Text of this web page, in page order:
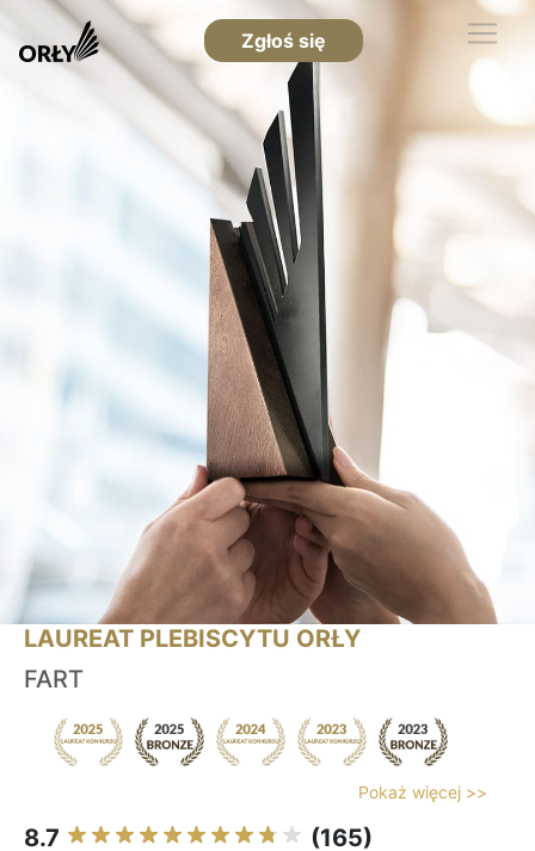
Zgłoś się
LAUREAT PLEBISCYTU ORŁY
FART
Pokaż więcej >>
8.7 (165)